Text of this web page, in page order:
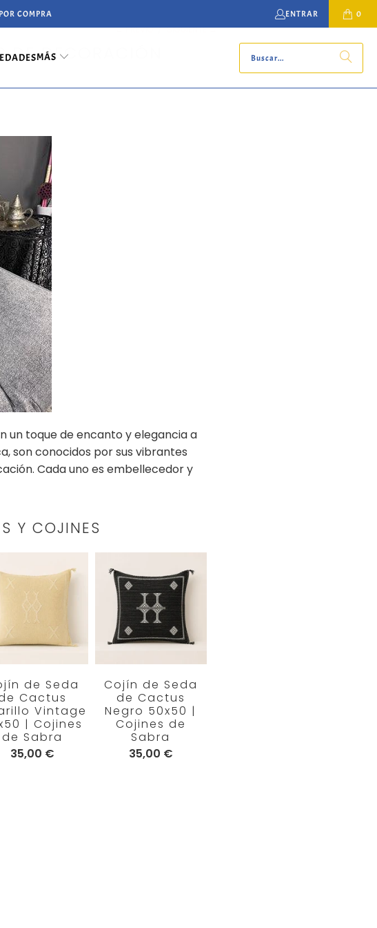
COMPRA ENTRAR 0
MÁS
← PREVIO / SIGUIENTE →
DECORACIÓN
un toque de encanto y elegancia a
son conocidos por sus vibrantes
Cada uno es embellecedor y
Y COJINES
de Seda
Cactus
Vintage
| Cojines
de Sabra
35,00 €
Cojín de Seda
de Cactus
Negro 50x50 |
Cojines de
Sabra
35,00 €